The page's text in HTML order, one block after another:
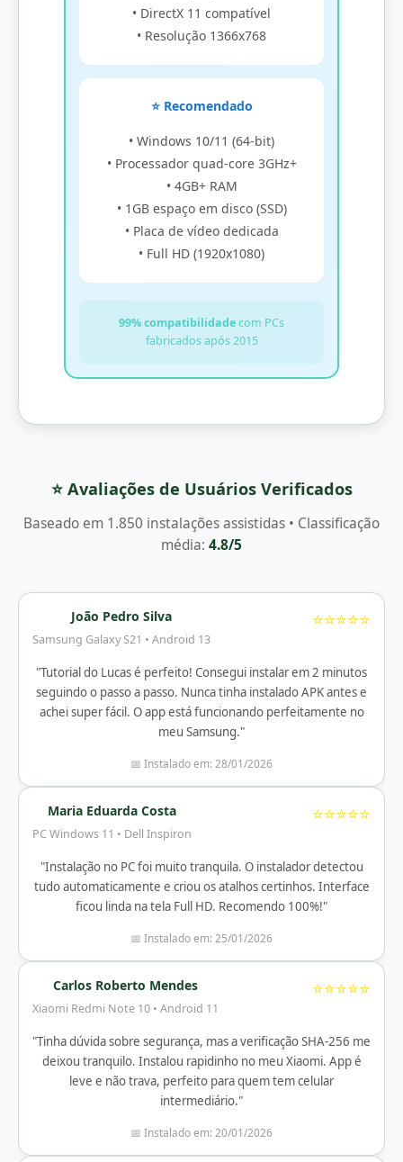
• DirectX 11 compatível
• Resolução 1366x768
⭐ Recomendado
• Windows 10/11 (64-bit)
• Processador quad-core 3GHz+
• 4GB+ RAM
• 1GB espaço em disco (SSD)
• Placa de vídeo dedicada
• Full HD (1920x1080)
99% compatibilidadecom PCs
fabricados após 2015
⭐ Avaliações de Usuários Verificados
Baseado em 1.850 instalações assistidas • Classificação
média: 4.8/5
João Pedro Silva
Samsung Galaxy S21 • Android 13
⭐⭐⭐⭐⭐
"Tutorial do Lucas é perfeito! Consegui instalar em 2 minutos
seguindo o passo a passo. Nunca tinha instalado APK antes e
achei super fácil. O app está funcionando perfeitamente no
meu Samsung."
📅 Instalado em: 28/01/2026
Maria Eduarda Costa
PC Windows 11 • Dell Inspiron
⭐⭐⭐⭐⭐
"Instalação no PC foi muito tranquila. O instalador detectou
tudo automaticamente e criou os atalhos certinhos. Interface
ficou linda na tela Full HD. Recomendo 100%!"
📅 Instalado em: 25/01/2026
Carlos Roberto Mendes
Xiaomi Redmi Note 10 • Android 11
⭐⭐⭐⭐⭐
"Tinha dúvida sobre segurança, mas a verificação SHA-256 me
deixou tranquilo. Instalou rapidinho no meu Xiaomi. App é
leve e não trava, perfeito para quem tem celular
intermediário."
📅 Instalado em: 20/01/2026